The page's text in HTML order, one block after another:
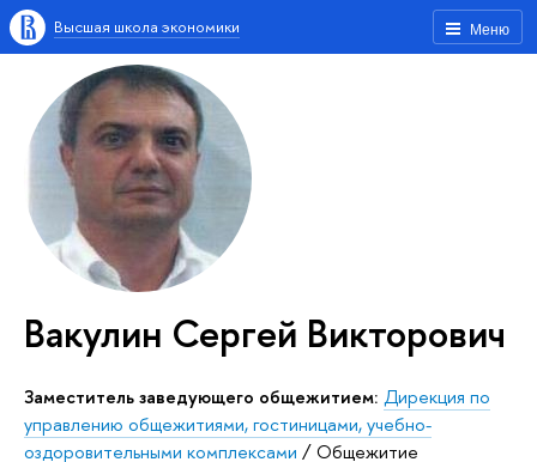
Меню
Высшая школа экономики
Вакулин Сергей Викторович
Заместитель заведующего общежитием: Дирекция по
управлению общежитиями, гостиницами, учебно-
оздоровительными комплексами /Общежитие